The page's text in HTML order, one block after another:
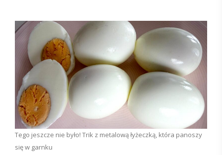
Tego jeszcze nie było! Trik z metalową łyżeczką, która panoszy
się w garnku